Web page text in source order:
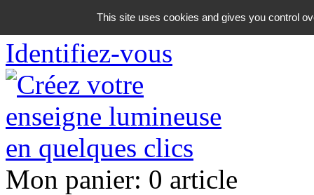
06 18 42 08 59
Identifiez-vous
Mon panier: 0 article
This site uses cookies and gives you control